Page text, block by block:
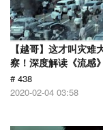
【越哥】这才叫灾
察！深度解读《流感》
# 438
2020-02-04 03:58